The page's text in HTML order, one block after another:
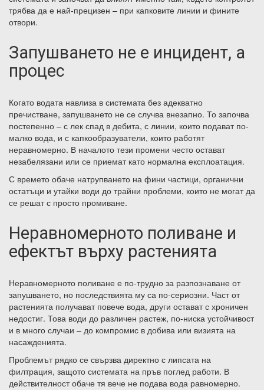
трябва да е най-прецизен – при капковите линии и фините
отвори.
Запушването не е инцидент, а
процес
Когато водата навлиза в системата без адекватно
пречистване, запушването не се случва внезапно. То започва
постепенно – с лек спад в дебита, с линии, които подават по-
малко вода, и с капкообразуватели, които работят
неравномерно. В началото тези промени често остават
незабелязани или се приемат като нормална експлоатация.
С времето обаче натрупването на фини частици, органични
остатъци и утайки води до трайни проблеми, които не могат да
се решат с просто промиване.
Неравномерното поливане и
ефектът върху растенията
Неравномерното поливане е по-трудно за разпознаване от
запушването, но последствията му са по-сериозни. Част от
растенията получават повече вода, други остават с хроничен
недостиг. Това води до различен растеж, по-ниска устойчивост
и в много случаи – до компромис в добива или визията на
насажденията.
Проблемът рядко се свързва директно с липсата на
филтрация, защото системата на пръв поглед работи. В
действителност обаче тя вече не подава вода равномерно.